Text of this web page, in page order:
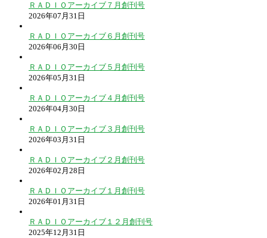
ＲＡＤＩＯアーカイブ７月創刊号
2026年07月31日
ＲＡＤＩＯアーカイブ６月創刊号
2026年06月30日
ＲＡＤＩＯアーカイブ５月創刊号
2026年05月31日
ＲＡＤＩＯアーカイブ４月創刊号
2026年04月30日
ＲＡＤＩＯアーカイブ３月創刊号
2026年03月31日
ＲＡＤＩＯアーカイブ２月創刊号
2026年02月28日
ＲＡＤＩＯアーカイブ１月創刊号
2026年01月31日
ＲＡＤＩＯアーカイブ１２月創刊号
2025年12月31日